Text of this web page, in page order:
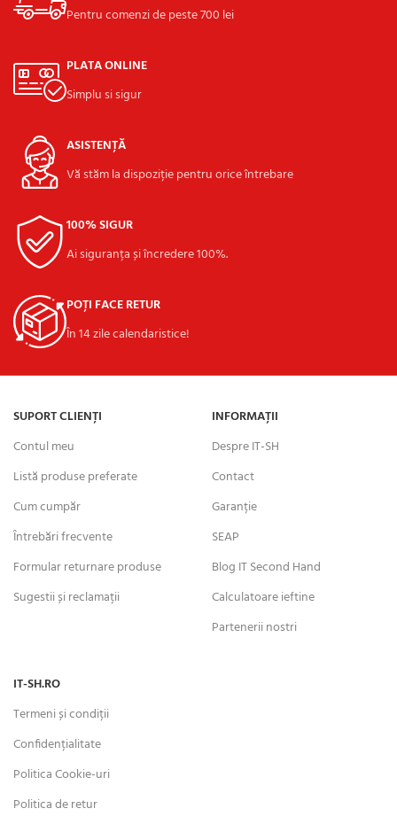
Pentru comenzi de peste 700 lei
PLATA ONLINE
Simplu si sigur
ASISTENȚĂ
Vă stăm la dispoziție pentru orice întrebare
100% SIGUR
Ai siguranța și încredere 100%.
POȚI FACE RETUR
În 14 zile calendaristice!
SUPORT CLIENȚI
Contul meu
Listă produse preferate
Cum cumpăr
Întrebări frecvente
Formular returnare produse
Sugestii și reclamații
INFORMAȚII
Despre IT-SH
Contact
Garanție
SEAP
Blog IT Second Hand
Calculatoare ieftine
Partenerii nostri
IT-SH.RO
Termeni și condiții
Confidențialitate
Politica Cookie-uri
Politica de retur